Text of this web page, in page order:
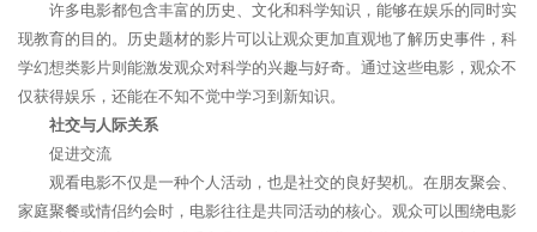
许多电影都包含丰富的历史、文化和科学知识，能够在娱乐的同时实
现教育的目的。历史题材的影片可以让观众更加直观地了解历史事件，科
学幻想类影片则能激发观众对科学的兴趣与好奇。通过这些电影，观众不
仅获得娱乐，还能在不知不觉中学习到新知识。
社交与人际关系
促进交流
观看电影不仅是一种个人活动，也是社交的良好契机。在朋友聚会、
家庭聚餐或情侣约会时，电影往往是共同活动的核心。观众可以围绕电影